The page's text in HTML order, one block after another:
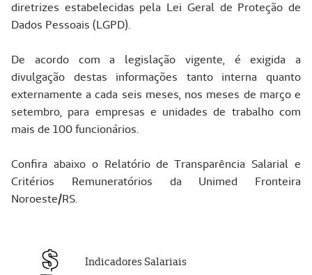
diretrizes estabelecidas pela Lei Geral de Proteção de
Dados Pessoais (LGPD).
De acordo com a legislação vigente, é exigida a
divulgação destas informações tanto interna quanto
externamente a cada seis meses, nos meses de março e
setembro, para empresas e unidades de trabalho com
mais de 100 funcionários.
Confira abaixo o Relatório de Transparência Salarial e
Critérios Remuneratórios da Unimed Fronteira
Noroeste/RS.
Indicadores Salariais